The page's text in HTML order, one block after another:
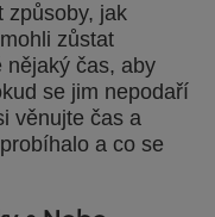
způsoby, jak
zůstat
nějaký čas, aby
se jim nepodaří
věnujte čas a
a co se